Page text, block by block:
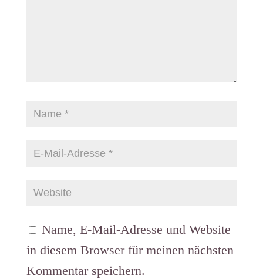
Name, E-Mail-Adresse und Website
in diesem Browser für meinen nächsten
Kommentar speichern.